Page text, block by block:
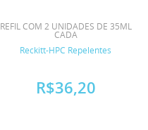
REFIL COM 2 UNIDADES DE 35ML
CADA
Reckitt-HPC Repelentes
R$36,20